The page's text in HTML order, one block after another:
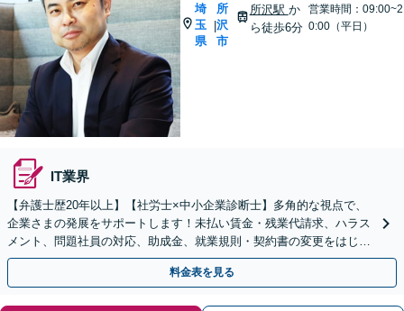
埼
玉
県
|
所
沢
市
所沢駅 か
ら徒歩6分
営業時間：09:00~2
0:00（平日）
IT業界
【弁護士歴20年以上】【社労士×中小企業診断士】多角的な視点で、
企業さまの発展をサポートします！未払い賃金・残業代請求、ハラス
メント、問題社員の対応、助成金、就業規則・契約書の変更をはじ
め、経営問題はお任せください【顧問プラン複数あり】
料金表を見る